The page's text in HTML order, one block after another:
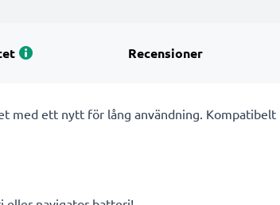
Recensioner
med ett nytt för lång användning. Kompatibelt